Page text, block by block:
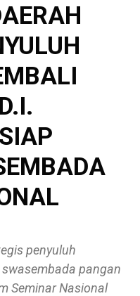
penyuluh
pangan
Seminar Nasional